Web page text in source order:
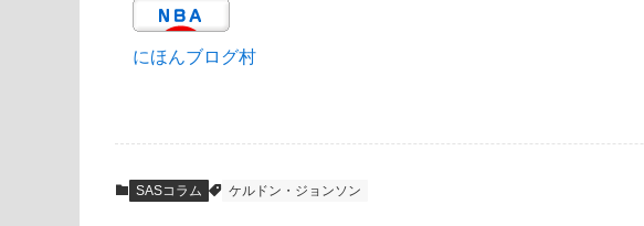
にほんブログ村
SASコラム ケルドン・ジョンソン